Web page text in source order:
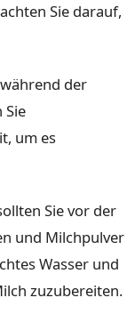
Sie darauf,
der
um es
Sie vor der
und Milchpulver
Wasser und
zuzubereiten.